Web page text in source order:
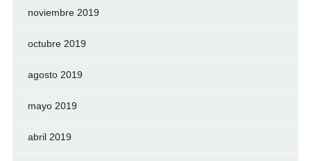
noviembre 2019
octubre 2019
agosto 2019
mayo 2019
abril 2019